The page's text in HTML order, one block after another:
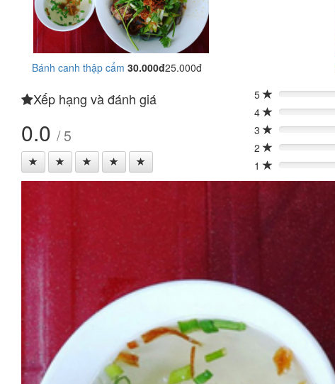
Bánh canh thập cẩm 30.000đ25.000đ
Xếp hạng và đánh giá
0.0 / 5
5 0%
4
0%
3
0%
2
0%
1
0%